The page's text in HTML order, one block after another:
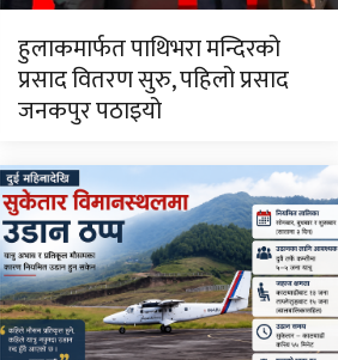
हुलाकमार्फत पाथिभरा मन्दिरको
प्रसाद वितरण सुरु, पहिलो प्रसाद
जनकपुर पठाइयो